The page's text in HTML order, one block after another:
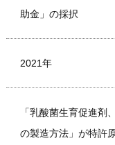
助金」の採択
2021年
「乳酸菌生育促進剤
の製造方法」が特許